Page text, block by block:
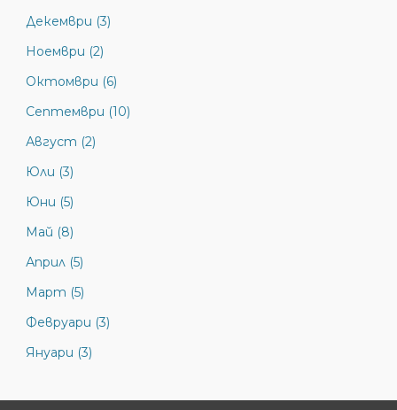
Декември (3)
Ноември (2)
Октомври (6)
Септември (10)
Август (2)
Юли (3)
Юни (5)
Май (8)
Април (5)
Март (5)
Февруари (3)
Януари (3)